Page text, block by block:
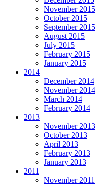
November 2015
October 2015
September 2015
August 2015
July 2015
February 2015
January 2015
2014
December 2014
November 2014
March 2014
February 2014
2013
November 2013
October 2013
April 2013
February 2013
January 2013
2011
November 2011